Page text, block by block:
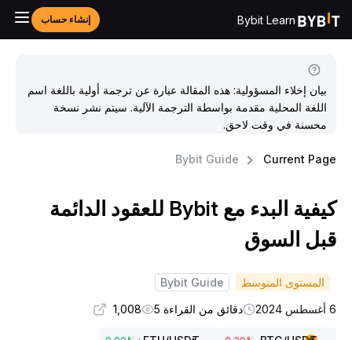
Bybit Learn إنشاء حساب
بيان إخلاء المسؤولية: هذه المقالة عبارة عن ترجمة أولية باللغة اسم
اللغة المحلية مقدمة بواسطة الترجمة الآلية. سيتم نشر نسخة
محسنة في وقت لاحق.
Bybit Guide Current
كيفية البدء مع Bybit للعقود الدائمة
السوق
المستوى المتوسط
Bybit Guide
دقائق من القراءة 5 1,008